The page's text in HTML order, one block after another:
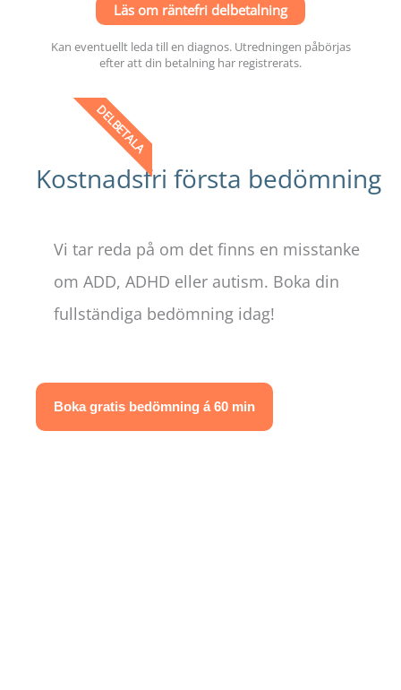
Läs om räntefri delbetalning
Kan eventuellt leda till en diagnos. Utredningen påbörjas
efter att din betalning har registrerats.
DELBETALA
Kostnadsfri första bedömning
Vi tar reda på om det finns en misstanke
om ADD, ADHD eller autism. Boka din
fullständiga bedömning idag!
Boka gratis bedömning á 60 min